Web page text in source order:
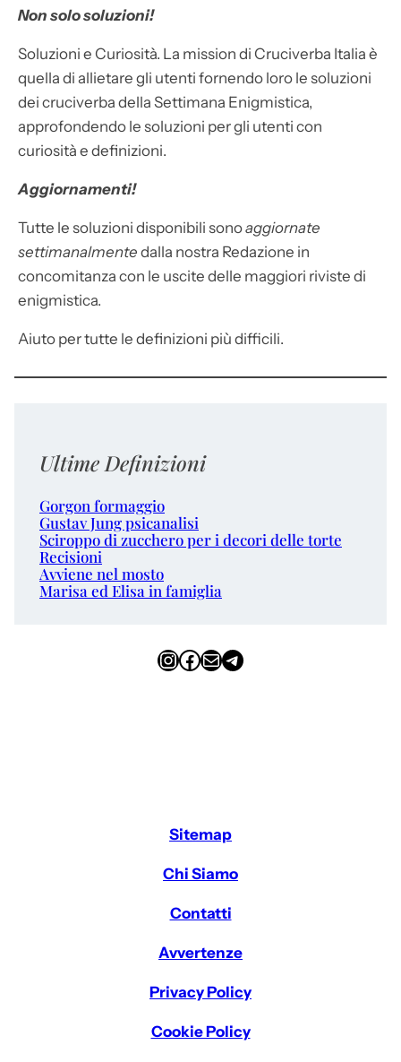
Non solo soluzioni!
Soluzioni e Curiosità. La mission di Cruciverba Italia è
quella di allietare gli utenti fornendo loro le soluzioni
dei cruciverba della Settimana Enigmistica,
approfondendo le soluzioni per gli utenti con
curiosità e definizioni.
Aggiornamenti!
Tutte le soluzioni disponibili sonoaggiornate
settimanalmente dalla nostra Redazione in
concomitanza con le uscite delle maggiori riviste di
enigmistica.
Aiuto per tutte le definizioni più difficili.
Ultime Definizioni
Gorgon formaggio
Gustav Jung psicanalisi
Sciroppo di zucchero per i decori delle torte
Recisioni
Avviene nel mosto
Marisa ed Elisa in famiglia
InstagramFacebook Email Telegram
Sitemap
Chi Siamo
Contatti
Avvertenze
Privacy Policy
Cookie Policy